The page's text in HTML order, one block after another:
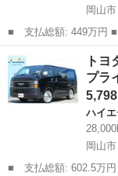
岡山市
■ 支払総額: 449万円 ■ 車両本体価格： 4,380,000 円 ■ メーカー
名： トヨタ ■ 車種
パーＧＬ ダークプラ
ドビューモ...
ト
プラ
ハイ
岡山市
■ 支払総額: 602.5万円 ■ 車両本体価格： 5,798,000 円 ■ メーカ